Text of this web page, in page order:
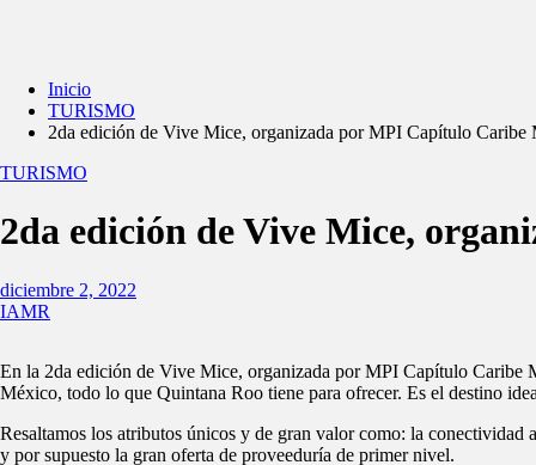
Inicio
TURISMO
2da edición de Vive Mice, organizada por MPI Capítulo Caribe
TURISMO
2da edición de Vive Mice,
diciembre 2, 2022
IAMR
En la 2da edición de Vive Mice, organizada por MPI Capítulo Caribe
México, todo lo que Quintana Roo tiene para ofrecer. Es el destino
Resaltamos los atributos únicos y de gran valor como: la conectividad
y por supuesto la gran oferta de proveeduría de primer nivel.